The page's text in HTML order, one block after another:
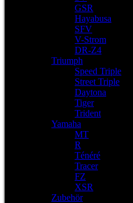
GSR
Hayabusa
SFV
V-Strom
DR-Z4
Triumph
Speed Triple
Street Triple
Daytona
Tiger
Trident
Yamaha
MT
R
Ténéré
Tracer
FZ
XSR
Zubehör